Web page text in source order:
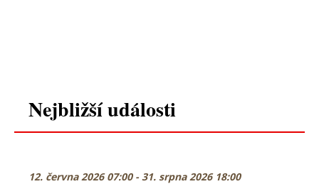
Nejbližší události
12. června 2026 07:00 - 31. srpna 2026 18:00